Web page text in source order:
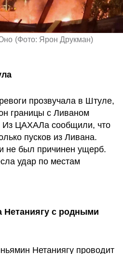
(Фото: Ярон Друкман)
прозвучала в Штуле,
границы с Ливаном
Из ЦАХАЛа сообщили, что
пусков из Ливана.
не был причинен ущерб.
удар по местам
Нетаниягу с родными
Нетаниягу проводит